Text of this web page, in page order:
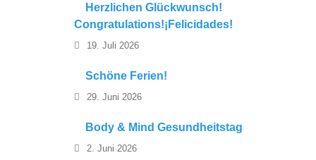
Herzlichen Glückwunsch!
Congratulations!¡Felicidades!
19. Juli 2026
Schöne Ferien!
29. Juni 2026
Body & Mind Gesundheitstag
2. Juni 2026